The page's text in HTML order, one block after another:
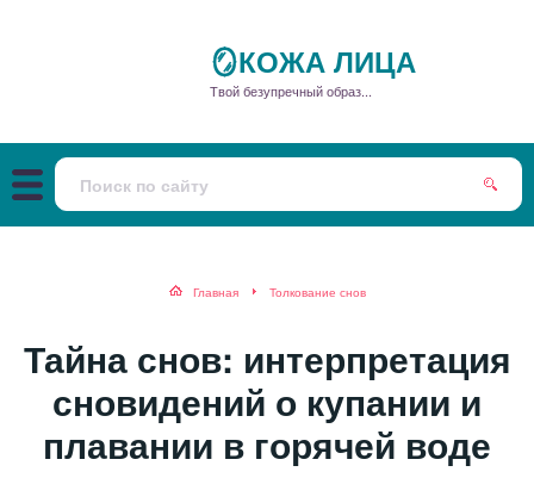
🪞КОЖА ЛИЦА
Твой безупречный образ...
Главная Толкование снов
Тайна снов: интерпретация
сновидений о купании и
плавании в горячей воде